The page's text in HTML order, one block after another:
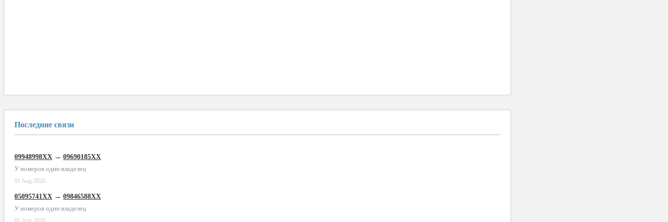
Последние связи
09948998XX → 09690185XX
У номеров один владелец
01 Aug 2026
05095741XX → 09846588XX
У номеров один владелец